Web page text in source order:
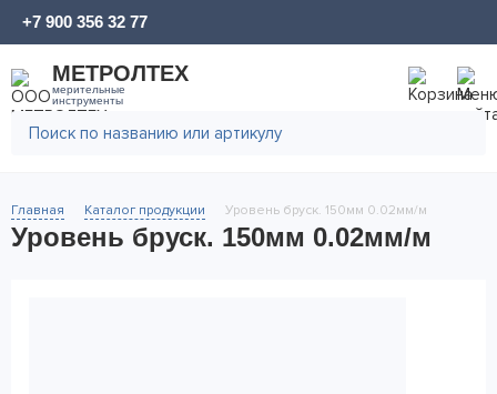
МЕТРОЛТЕХ
мерительные
инструменты
+7 900 356 32 77
Главная Каталог продукции Уровень бруск. 150мм 0.02мм/м
Уровень бруск. 150мм 0.02мм/м